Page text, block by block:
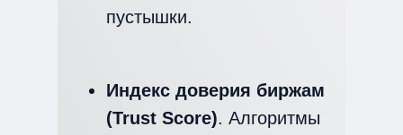
пустышки.
Индекс доверия биржам
(Trust Score). Алгоритмы